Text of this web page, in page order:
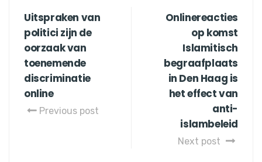
Uitspraken van
politici zijn de
oorzaak van
toenemende
discriminatie
online
Previous post
Onlinereacties
op komst
Islamitisch
begraafplaats
in Den Haag is
het effect van
anti-
islambeleid
Next post